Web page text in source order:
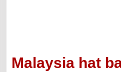
Malaysia hat